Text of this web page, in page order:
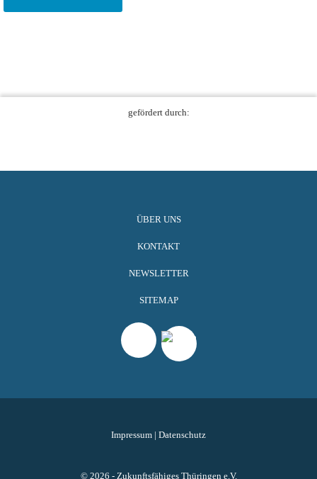
gefördert durch:
ÜBER UNS
KONTAKT
NEWSLETTER
SITEMAP
Impressum | Datenschutz
© 2026 - Zukunftsfähiges Thüringen e.V.